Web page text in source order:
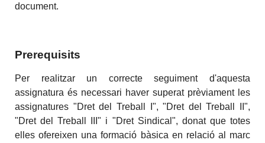
document.
Prerequisits
Per realitzar un correcte seguiment d'aquesta
assignatura és necessari haver superat prèviament les
assignatures "Dret del Treball I", "Dret del Treball II",
"Dret del Treball III" i "Dret Sindical", donat que totes
elles ofereixen una formació bàsica en relació al marc